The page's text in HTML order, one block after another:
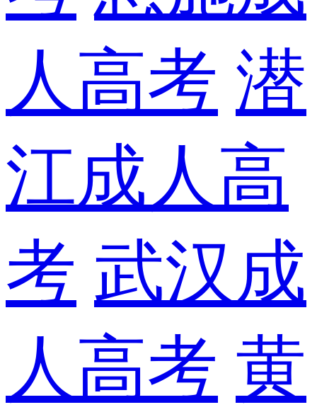
人高考 潜
江成人高
考 武汉成
人高考 黄